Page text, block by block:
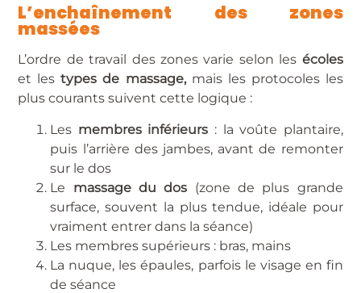
L’enchaînement des zones
massées
L’ordre de travail des zones varie selon les écoles
et lestypes de massage,mais les protocoles les
plus courants suivent cette logique :
Les membres inférieurs : la voûte plantaire,
puis l’arrière des jambes, avant de remonter
sur le dos
Le massage du dos (zone de plus grande
surface, souvent la plus tendue, idéale pour
vraiment entrer dans la séance)
Les membres supérieurs : bras, mains
La nuque, les épaules, parfois le visage en fin
de séance